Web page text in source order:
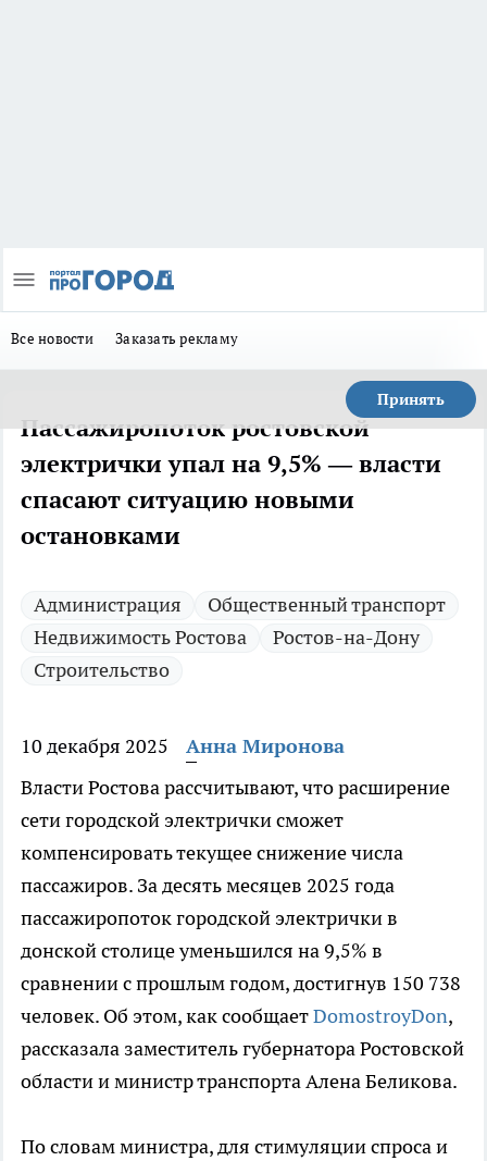
Все новости Заказать рекламу
Принять
Пассажиропоток ростовской
электрички упал на 9,5% — власти
спасают ситуацию новыми
остановками
Администрация
Общественный транспорт
Недвижимость Ростова
Ростов-на-Дону
Строительство
10 декабря 2025
Анна Миронова
Власти Ростова рассчитывают, что расширение
сети городской электрички сможет
компенсировать текущее снижение числа
пассажиров. За десять месяцев 2025 года
пассажиропоток городской электрички в
донской столице уменьшился на 9,5% в
сравнении с прошлым годом, достигнув 150 738
человек. Об этом, как сообщаетDomostroyDon,
рассказала заместитель губернатора Ростовской
области и министр транспорта Алена Беликова.
По словам министра, для стимуляции спроса и